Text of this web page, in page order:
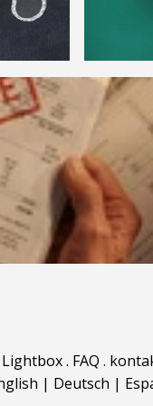
Lightbox. FAQ .
| Deutsch |